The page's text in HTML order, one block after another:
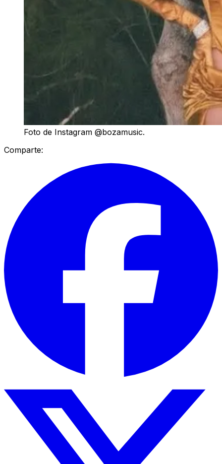
Foto de Instagram @bozamusic.
Comparte: